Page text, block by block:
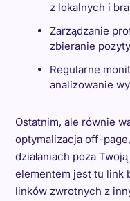
z lokalnych i
Zarządzanie
zbieranie
Regularne
analizowanie
Ostatnim, ale równie
optymalizacja off-
działaniach poza
elementem jest tu link
linków zwrotnych z